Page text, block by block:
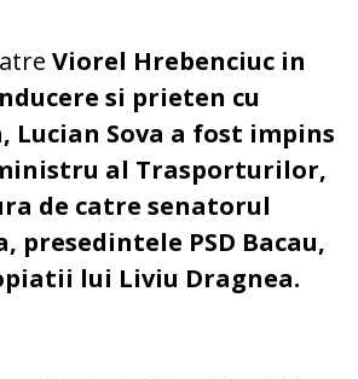
Viorel Hrebenciuc in
si prieten cu
Lucian Sova a fost impins
al Trasporturilor,
de catre senatorul
presedintele PSD Bacau,
lui Liviu Dragnea.